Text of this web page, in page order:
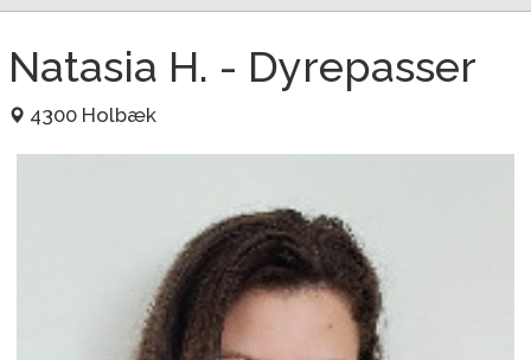
Natasia H. - Dyrepasser
4300 Holbæk